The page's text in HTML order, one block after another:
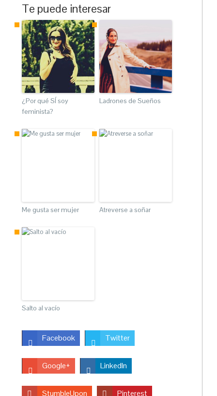
Te puede interesar
¿Por qué SÍ soy
feminista?
Ladrones de Sueños
Me gusta ser mujer Atreverse a soñar
Salto al vacío
Facebook Twitter
Google+ LinkedIn
StumbleUpon Pinterest